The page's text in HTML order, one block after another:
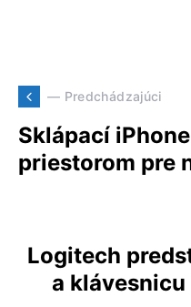
— Predchádzajúci
Sklápací
priestorom pre
Logitech
a klávesnicu